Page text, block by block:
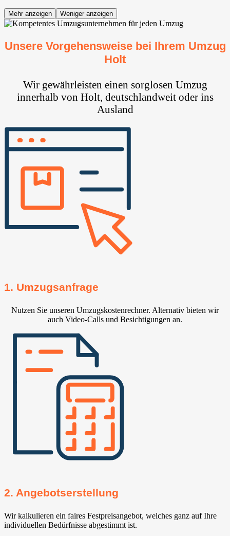
Mehr anzeigen Weniger anzeigen
Unsere Vorgehensweise bei Ihrem Umzug
Holt
Wir gewährleisten einen sorglosen Umzug
innerhalb von Holt, deutschlandweit oder ins
Ausland
1. Umzugsanfrage
Nutzen Sie unseren Umzugskostenrechner. Alternativ bieten wir
auch Video-Calls und Besichtigungen an.
2. Angebotserstellung
Wir kalkulieren ein faires Festpreisangebot, welches ganz auf Ihre
individuellen Bedürfnisse abgestimmt ist.